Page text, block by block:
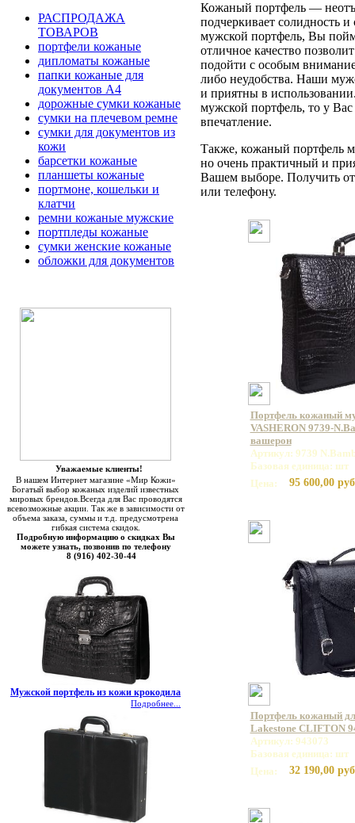
РАСПРОДАЖА
ТОВАРОВ
портфели кожаные
дипломаты кожаные
папки кожаные для
документов А4
дорожные сумки кожаные
сумки на плечевом ремне
сумки для документов из
кожи
барсетки кожаные
планшеты кожаные
портмоне, кошельки и
клатчи
ремни кожаные мужские
портпледы кожаные
сумки женские кожаные
обложки для документов
Уважаемые клиенты!
В нашем Интернет магазине «Мир Кожи»
Богатый выбор кожаных изделий известных
мировых брендов.Всегда для Вас проводятся
всевозможные акции. Так же в зависимости от
объема заказа, суммы и т.д. предусмотрена
гибкая система скидок.
Подробную информацию о скидках Вы
можете узнать, позвонив по телефону
8 (916) 402-30-44
Мужской портфель из кожи крокодила
Подробнее...
Кожаный портфель —
подчеркивает солидность
мужской портфель, Вы
отличное качество
подойти с особым
либо неудобства. Наши
и приятны в
мужской портфель, то у Вас
впечатление.
Также, кожаный портфель
но очень практичный и
Вашем выборе. Получить
или телефону.
Портфель кожаный
VASHERON 9739-
вашерон
Артикул: 9739
Базовая единица: шт
Цена:
95 600,00
Портфель кожаный
Lakestone CLIFTON
Артикул: 943073
Базовая единица: шт
Цена:
32 190,00